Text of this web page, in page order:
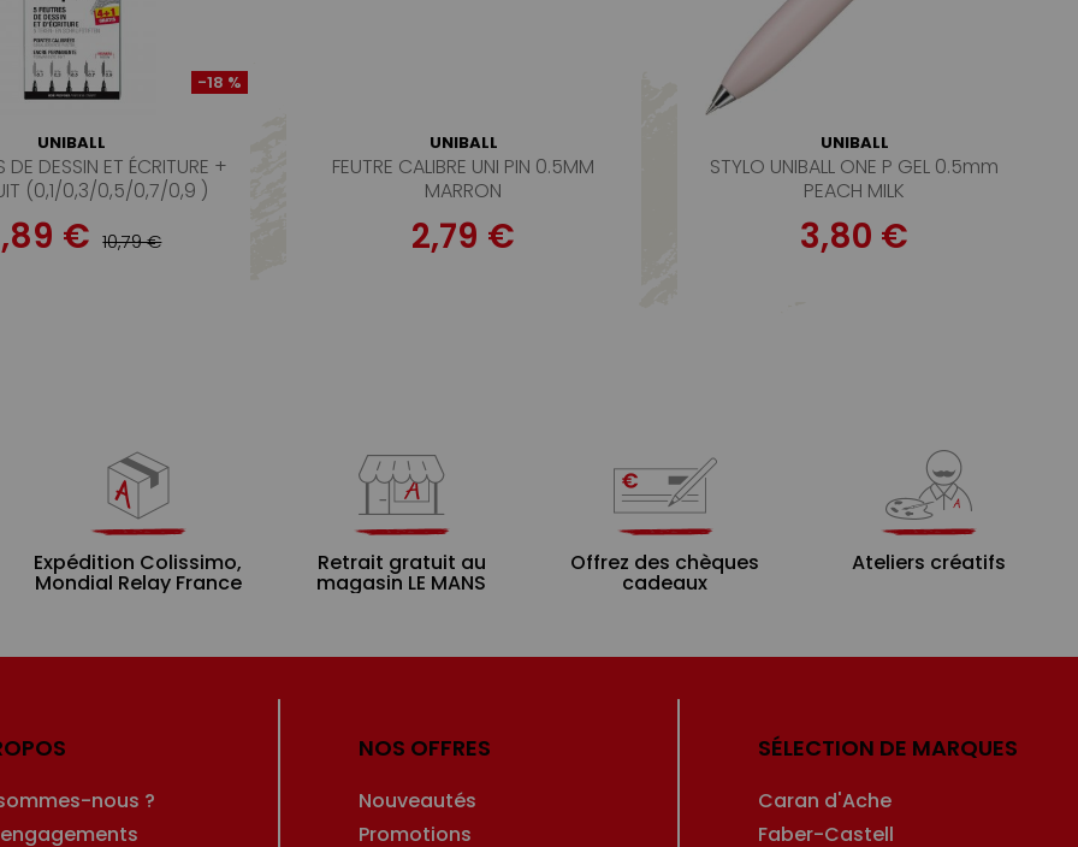
-18 %
UNIBALL
DE DESSIN ET ÉCRITURE +
(0,1/0,3/0,5/0,7/0,9 )
€ 10,79 €
UNIBALL
FEUTRE CALIBRE UNI PIN 0.5MM
MARRON
2,79 €
UNIBALL
STYLO UNIBALL ONE P GEL 0.5mm
PEACH MILK
3,80 €
Expédition Colissimo,
Mondial Relay France
Retrait gratuit au
magasin LE MANS
Offrez des chèques
cadeaux
Ateliers créatifs
nous ?
NOS OFFRES
Nouveautés
Promotions
SÉLECTION DE MARQUES
Caran d'Ache
Faber-Castell